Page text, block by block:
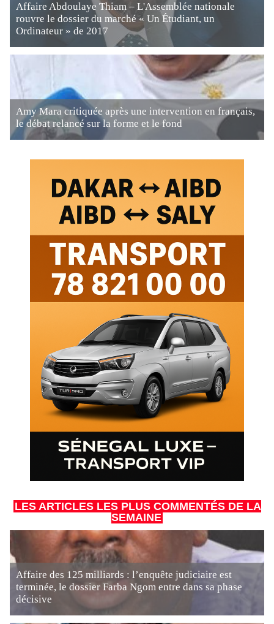
Affaire Abdoulaye Thiam – L'Assemblée nationale
rouvre le dossier du marché « Un Étudiant, un
Ordinateur » de 2017
Amy Mara critiquée après une intervention en français,
le débat relancé sur la forme et le fond
LES ARTICLES LES PLUS COMMENTÉS DE LA
SEMAINE
Affaire des 125 milliards : l’enquête judiciaire est
terminée, le dossier Farba Ngom entre dans sa phase
décisive